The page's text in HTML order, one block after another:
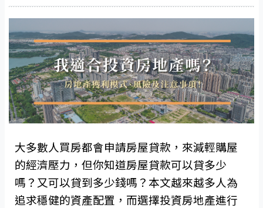
大多數人買房都會申請房屋貸款，來減輕購屋
的經濟壓力，但你知道房屋貸款可以貸多少
嗎？又可以貸到多少錢嗎？本文越來越多人為
追求穩健的資產配置，而選擇投資房地產進行